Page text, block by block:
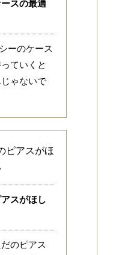
スの最適
ーのケース
ていくと
ゃないで
スがほし
のピアス